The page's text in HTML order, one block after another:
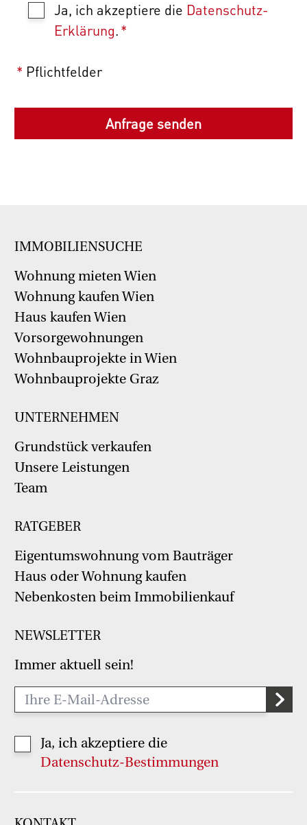
Ja, ich akzeptiere die Datenschutz-
Erklärung.*
* Pflichtfelder
IMMOBILIENSUCHE
Wohnung mieten Wien
Wohnung kaufen Wien
Haus kaufen Wien
Vorsorgewohnungen
Wohnbauprojekte in Wien
Wohnbauprojekte Graz
UNTERNEHMEN
Grundstück verkaufen
Unsere Leistungen
Team
RATGEBER
Eigentumswohnung vom Bauträger
Haus oder Wohnung kaufen
Nebenkosten beim Immobilienkauf
NEWSLETTER
Immer aktuell sein!
Ja, ich akzeptiere die
Datenschutz-Bestimmungen